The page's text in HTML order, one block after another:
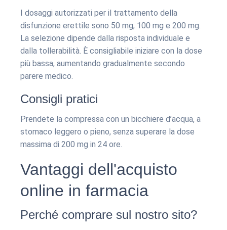
I dosaggi autorizzati per il trattamento della
disfunzione erettile sono 50 mg, 100 mg e 200 mg.
La selezione dipende dalla risposta individuale e
dalla tollerabilità. È consigliabile iniziare con la dose
più bassa, aumentando gradualmente secondo
parere medico.
Consigli pratici
Prendete la compressa con un bicchiere d’acqua, a
stomaco leggero o pieno, senza superare la dose
massima di 200 mg in 24 ore.
Vantaggi dell'acquisto
online in farmacia
Perché comprare sul nostro sito?